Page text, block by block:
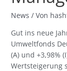
News / Von
Gut ins neue
Umweltfonds
(A) und +3,98%
Wertsteigerung